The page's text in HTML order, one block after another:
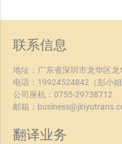
联系信息
地址：广东省深圳市龙华区
电话： 19924524842 （彭小姐
公司座机： 0755-29738712
邮箱：
翻译业务